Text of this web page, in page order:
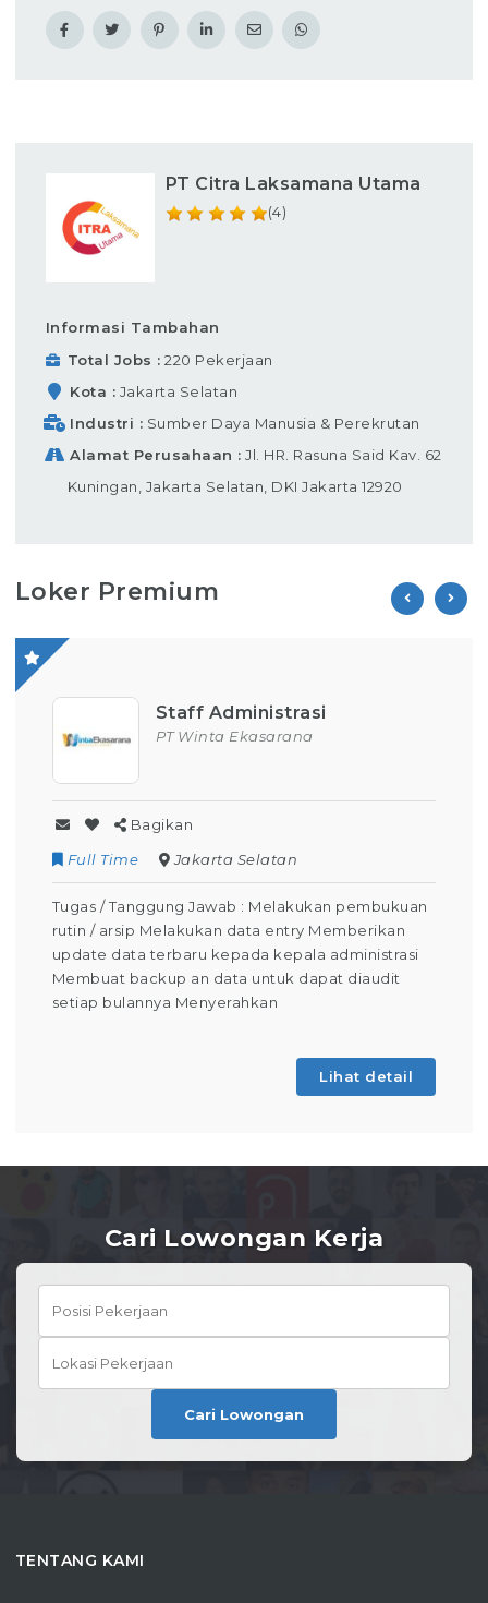
PT Citra Laksamana Utama
(4)
Informasi Tambahan
Total Jobs
220 Pekerjaan
Kota
Jakarta Selatan
Industri
Sumber Daya Manusia & Perekrutan
Alamat Perusahaan
Jl. HR. Rasuna Said Kav. 62
Kuningan, Jakarta Selatan, DKI Jakarta 12920
Loker Premium
Staff Administrasi
PT Winta Ekasarana
Bagikan
Full Time
Jakarta Selatan
Tugas / Tanggung Jawab : Melakukan pembukuan
rutin / arsip Melakukan data entry Memberikan
update data terbaru kepada kepala administrasi
Membuat backup an data untuk dapat diaudit
setiap bulannya Menyerahkan
Lihat detail
Cari Lowongan Kerja
Cari Lowongan
TENTANG KAMI